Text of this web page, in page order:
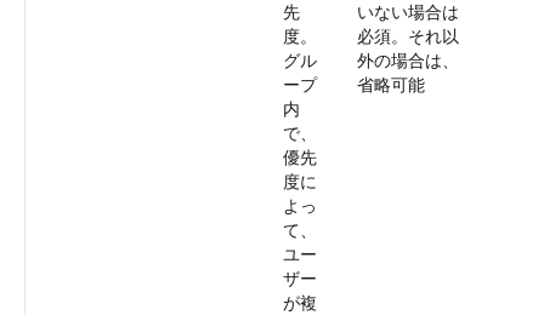
先
度。
グル
ープ
内
で、
優先
度に
よっ
て、
ユー
ザー
が複
いない場合は
必須。それ以
外の場合は、
省略可能